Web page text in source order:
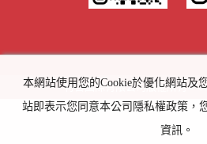
特吉國際有限公司版權所有©
本網站使用您的Cookie於優化網站及
站即表示您同意本公司隱私權政策，
資訊。